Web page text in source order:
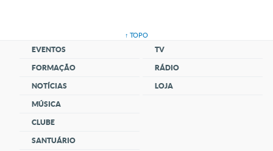
↑ TOPO
EVENTOS
FORMAÇÃO
NOTÍCIAS
MÚSICA
CLUBE
SANTUÁRIO
TV
RÁDIO
LOJA